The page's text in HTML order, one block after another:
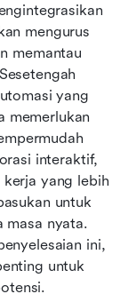
mengurus
memantau
yang
memerlukan
interaktif,
yang lebih
untuk
masa nyata.
ini,
untuk